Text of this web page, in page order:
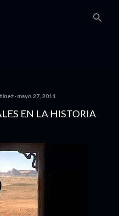
mayo 27, 2011
EN LA HISTORIA